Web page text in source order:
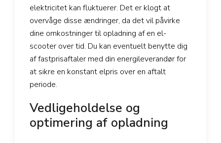
elektricitet kan fluktuerer. Det er klogt at
overvåge disse ændringer, da det vil påvirke
dine omkostninger til opladning af en el-
scooter over tid. Du kan eventuelt benytte dig
af fastprisaftaler med din energileverandør for
at sikre en konstant elpris over en aftalt
periode.
Vedligeholdelse og
optimering af opladning